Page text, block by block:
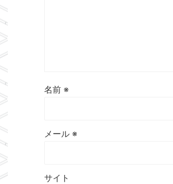
名前 ※
メール ※
サイト